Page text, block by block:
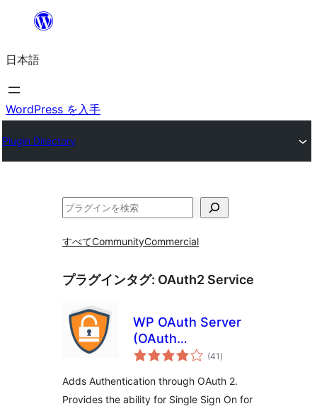
を
ス
キ
プ
日本語
WordPress を入手
Plugin Directory
検
すべてCommunityCommercial
プラグインタグ: OAuth2 Service
WP OAuth Server
(OAuth
Authentication)
(41 個
の
価
)
Adds Authentication through OAuth 2.
Provides the ability for Single Sign On for